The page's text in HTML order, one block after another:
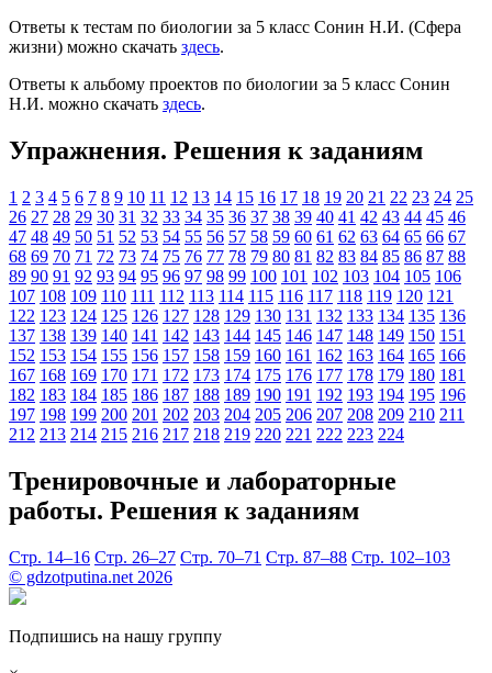
Ответы к тестам по биологии за 5 класс Сонин Н.И. (Cфера
жизни) можно скачать здесь.
Ответы к альбому проектов по биологии за 5 класс Сонин
Н.И. можно скачать здесь.
Упражнения. Решения к заданиям
1 2 3 4 5 6 7 8 9 10 11 12 13 14 15 16 17 18 19 20 21 22 23 24 25
26 27 28 29 30 31 32 33 34 35 36 37 38 39 40 41 42 43 44 45 46
47 48 49 50 51 52 53 54 55 56 57 58 59 60 61 62 63 64 65 66 67
68 69 70 71 72 73 74 75 76 77 78 79 80 81 82 83 84 85 86 87 88
89 90 91 92 93 94 95 96 97 98 99 100 101 102 103 104 105 106
107 108 109 110 111 112 113 114 115 116 117 118 119 120 121
122 123 124 125 126 127 128 129 130 131 132 133 134 135 136
137 138 139 140 141 142 143 144 145 146 147 148 149 150 151
152 153 154 155 156 157 158 159 160 161 162 163 164 165 166
167 168 169 170 171 172 173 174 175 176 177 178 179 180 181
182 183 184 185 186 187 188 189 190 191 192 193 194 195 196
197 198 199 200 201 202 203 204 205 206 207 208 209 210 211
212 213 214 215 216 217 218 219 220 221 222 223 224
Тренировочные и лабораторные
работы. Решения к заданиям
Стр. 14–16 Стр. 26–27 Стр. 70–71 Стр. 87–88 Стр. 102–103
© gdzotputina.net 2026
Подпишись на нашу группу